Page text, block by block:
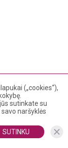
(„cookies“),
sutinkate su
naršyklės
SUTINKU